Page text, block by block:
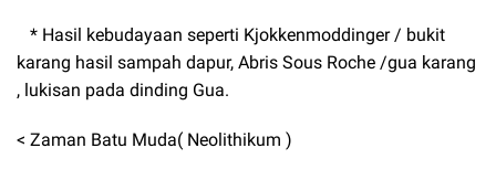
* Hasil kebudayaan seperti Kjokkenmoddinger / bukit
karang hasil sampah dapur, Abris Sous Roche /gua karang
, lukisan pada dinding Gua.
< Zaman Batu Muda( Neolithikum )